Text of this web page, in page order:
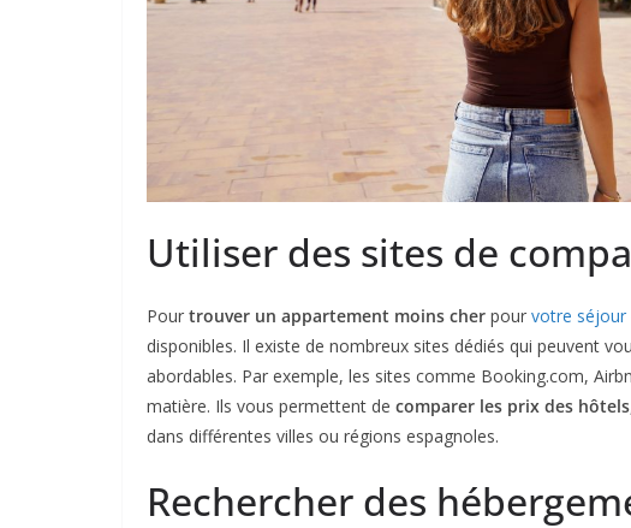
Utiliser des sites de
Pour trouver un appartement moins cher pour votre séjour
disponibles. Il existe de nombreux sites dédiés qui peuvent
abordables. Par exemple, les sites comme Booking.com,
matière. Ils vous permettent de comparer les prix des hôtels
dans différentes villes ou régions espagnoles.
Rechercher des